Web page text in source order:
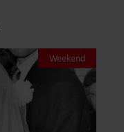
Weekend